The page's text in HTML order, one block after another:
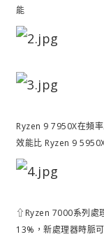
能
Ryzen 9 7950X在頻
效能比 Ryzen 9
⇧Ryzen 7000系列處
13%，新處理器時脈